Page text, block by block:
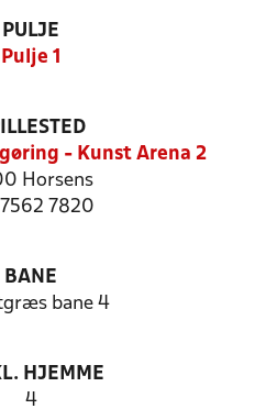
PULJE
Pulje 1
- Kunst Arena 2
Horsens
7562 7820
BANE
bane 4
HJEMME
4